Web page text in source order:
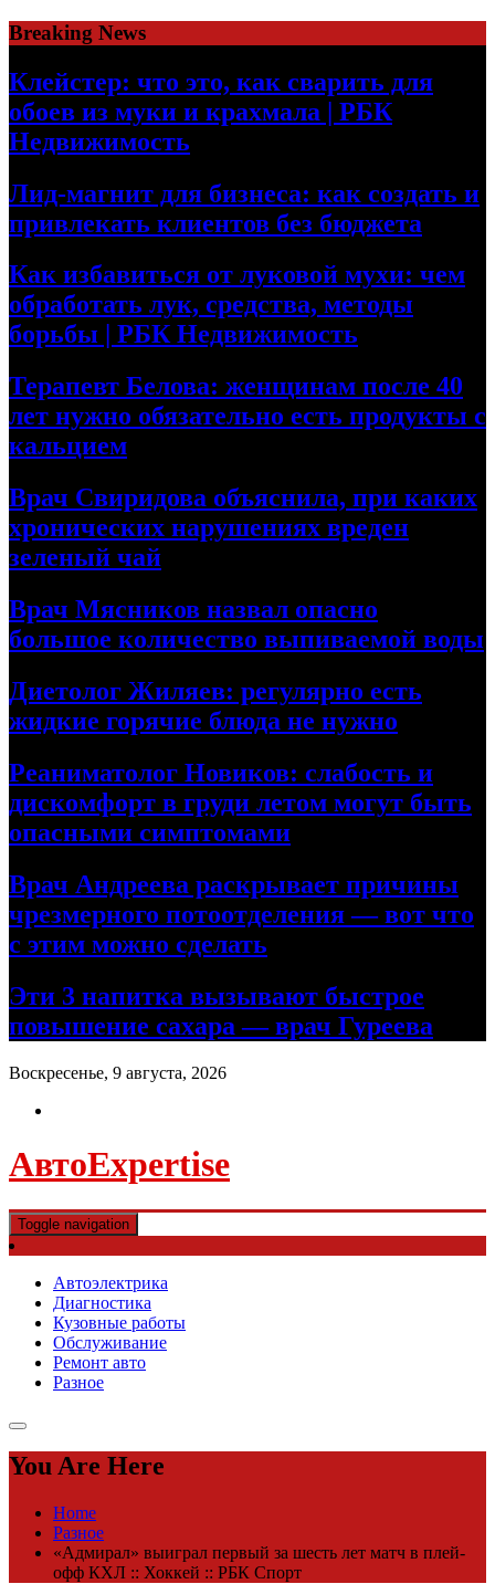
Skip
to
content
Breaking News
Клейстер: что это, как сварить для
обоев из муки и крахмала | РБК
Недвижимость
Лид-магнит для бизнеса: как создать и
привлекать клиентов без бюджета
Как избавиться от луковой мухи: чем
обработать лук, средства, методы
борьбы | РБК Недвижимость
Терапевт Белова: женщинам после 40
лет нужно обязательно есть продукты с
кальцием
Врач Свиридова объяснила, при каких
хронических нарушениях вреден
зеленый чай
Врач Мясников назвал опасно
большое количество выпиваемой воды
Диетолог Жиляев: регулярно есть
жидкие горячие блюда не нужно
Реаниматолог Новиков: слабость и
дискомфорт в груди летом могут быть
опасными симптомами
Врач Андреева раскрывает причины
чрезмерного потоотделения — вот что
с этим можно сделать
Эти 3 напитка вызывают быстрое
повышение сахара — врач Гуреева
Воскресенье, 9 августа, 2026
АвтоExpertise
Toggle navigation
Автоэлектрика
Диагностика
Кузовные работы
Обслуживание
Ремонт авто
Разное
You Are Here
Home
Разное
«Адмирал» выиграл первый за шесть лет матч в плей-
офф КХЛ :: Хоккей :: РБК Спорт